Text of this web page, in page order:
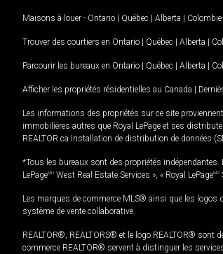
Maisons à louer - Ontario | Québec | Alberta |
Trouver des courtiers en Ontario | Québec | Alberta |
Parcourir les bureaux en Ontario | Québec | Alberta |
Afficher les propriétés résidentielles au Canada |
Les informations des propriétés sur ce site
immobilières autres que Royal LePage et ses
REALTOR.ca Installation de distribution de données
*Tous les bureaux sont des propriétés
LePageMD West Real Estate Services », « Royal LePageMD
Les marques de commerce MLS® ainsi que les logos
système de vente collaborative.
REALTOR®, REALTORS® et le logo REALTOR®
commerce REALTOR® servent à distinguer les